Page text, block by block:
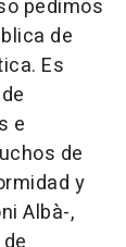
pedimos
de
Es
e
de
y
Albà-,